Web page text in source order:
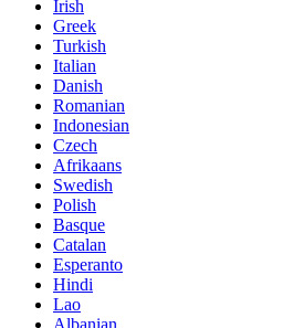
Irish
Greek
Turkish
Italian
Danish
Romanian
Indonesian
Czech
Afrikaans
Swedish
Polish
Basque
Catalan
Esperanto
Hindi
Lao